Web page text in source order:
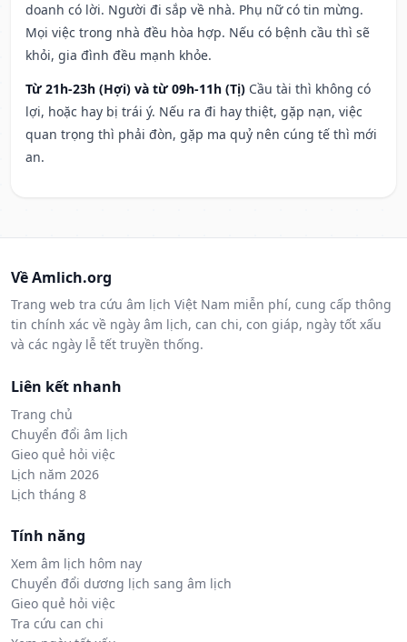
doanh có lời. Người đi sắp về nhà. Phụ nữ có tin mừng.
Mọi việc trong nhà đều hòa hợp. Nếu có bệnh cầu thì sẽ
khỏi, gia đình đều mạnh khỏe.
Từ 21h-23h (Hợi) và từ 09h-11h (Tị) Cầu tài thì không có
lợi, hoặc hay bị trái ý. Nếu ra đi hay thiệt, gặp nạn, việc
quan trọng thì phải đòn, gặp ma quỷ nên cúng tế thì mới
an.
Về Amlich.org
Trang web tra cứu âm lịch Việt Nam miễn phí, cung cấp thông
tin chính xác về ngày âm lịch, can chi, con giáp, ngày tốt xấu
và các ngày lễ tết truyền thống.
Liên kết nhanh
Trang chủ
Chuyển đổi âm lịch
Gieo quẻ hỏi việc
Lịch năm 2026
Lịch tháng 8
Tính năng
Xem âm lịch hôm nay
Chuyển đổi dương lịch sang âm lịch
Gieo quẻ hỏi việc
Tra cứu can chi